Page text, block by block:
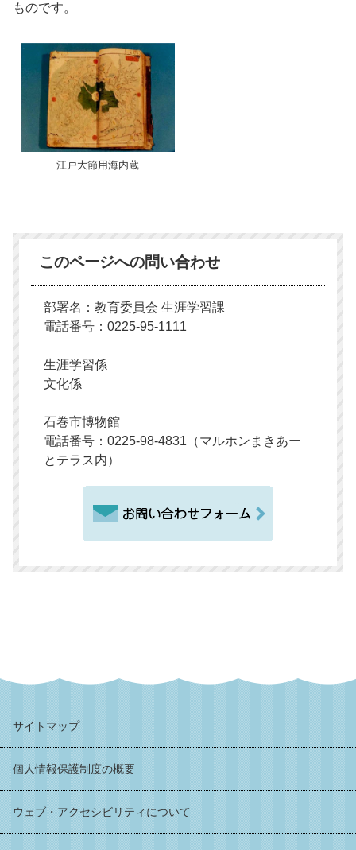
ものです。
江戸大節用海内蔵
このページへの問い合わせ
部署名：教育委員会 生涯学習課
電話番号：0225-95-1111
生涯学習係
文化係
石巻市博物館
電話番号：0225-98-4831（マルホンまきあー
とテラス内）
サイトマップ
個人情報保護制度の概要
ウェブ・アクセシビリティについて